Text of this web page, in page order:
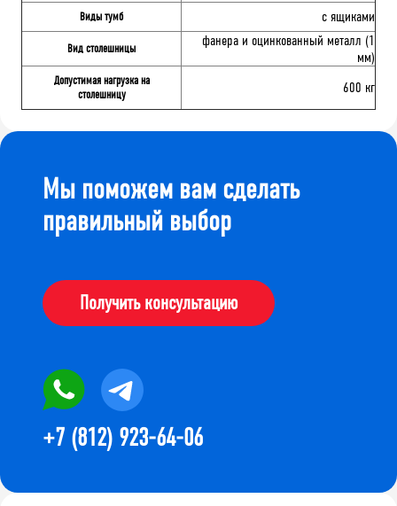
Виды тумб с ящиками
Вид столешницы
фанера и оцинкованный металл (1
мм)
Допустимая нагрузка на
столешницу
600 кг
Мы поможем вам сделать
правильный выбор
Получить консультацию
+7 (812) 923-64-06